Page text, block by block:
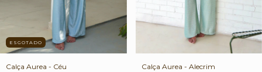
ESGOTADO
Calça Aurea - Céu Calça Aurea - Alecrim